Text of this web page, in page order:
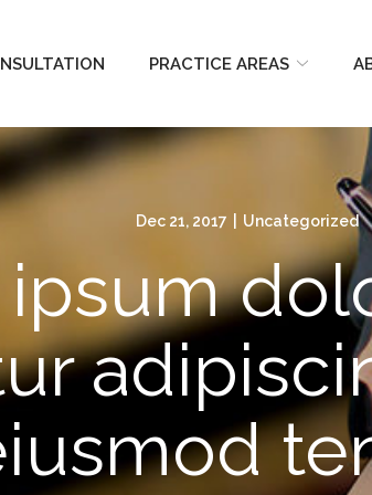
PRACTICE AREAS
Dec 21, 2017 Uncategorized